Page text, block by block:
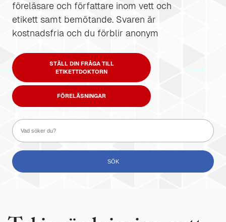
föreläsare och författare inom vett och
etikett samt bemötande. Svaren är
kostnadsfria och du förblir anonym
STÄLL DIN FRÅGA TILL
ETIKETTDOKTORN
FÖRELÄSNINGAR